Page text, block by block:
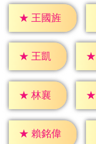
★ 王國旌
★ 王凱 ★
★ 林襄 ★
★ 賴銘偉